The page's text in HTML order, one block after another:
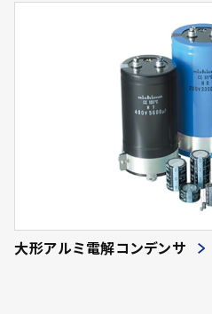
大形アルミ電解コンデンサ